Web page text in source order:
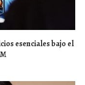
esenciales bajo el